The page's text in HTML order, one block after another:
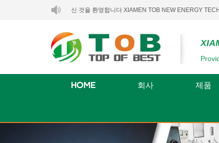
에 오신 것을 환영합니다 XIAMEN TOB NEW ENERGY TECHNOLOGY
HOME 회사 제품